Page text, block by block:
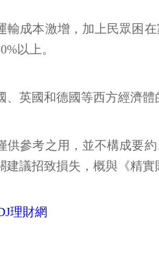
輸成本激增，加上民眾困
以上。
、英國和德國等西方經濟
供參考之用，並不構成要
建議招致損失，概與《精實
理財網